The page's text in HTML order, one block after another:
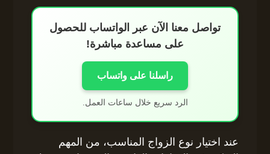
تواصل معنا الآن عبر الواتساب للحصول
على مساعدة مباشرة!
راسلنا على واتساب
الرد سريع خلال ساعات العمل.
عند اختيار نوع الزواج المناسب، من المهم